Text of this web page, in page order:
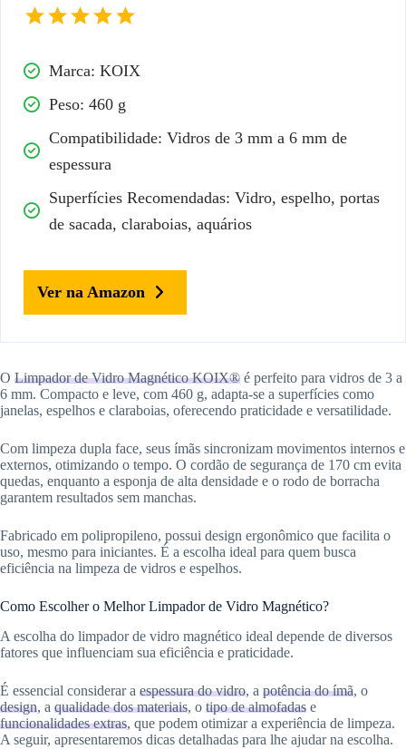
Marca: KOIX
Peso: 460 g
Compatibilidade: Vidros de 3 mm a 6 mm de
espessura
Superfícies Recomendadas: Vidro, espelho, portas
de sacada, claraboias, aquários
Ver na Amazon
O Limpador de Vidro Magnético KOIX® é perfeito para vidros de 3 a
6 mm. Compacto e leve, com 460 g, adapta-se a superfícies como
janelas, espelhos e claraboias, oferecendo praticidade e versatilidade.
Com limpeza dupla face, seus ímãs sincronizam movimentos internos e
externos, otimizando o tempo. O cordão de segurança de 170 cm evita
quedas, enquanto a esponja de alta densidade e o rodo de borracha
garantem resultados sem manchas.
Fabricado em polipropileno, possui design ergonômico que facilita o
uso, mesmo para iniciantes. É a escolha ideal para quem busca
eficiência na limpeza de vidros e espelhos.
Como Escolher o Melhor Limpador de Vidro Magnético?
A escolha do limpador de vidro magnético ideal depende de diversos
fatores que influenciam sua eficiência e praticidade.
É essencial considerar a espessura do vidro, a potência do ímã, o
design, a qualidade dos materiais, o tipo de almofadas e
funcionalidades extras, que podem otimizar a experiência de limpeza.
A seguir, apresentaremos dicas detalhadas para lhe ajudar na escolha.